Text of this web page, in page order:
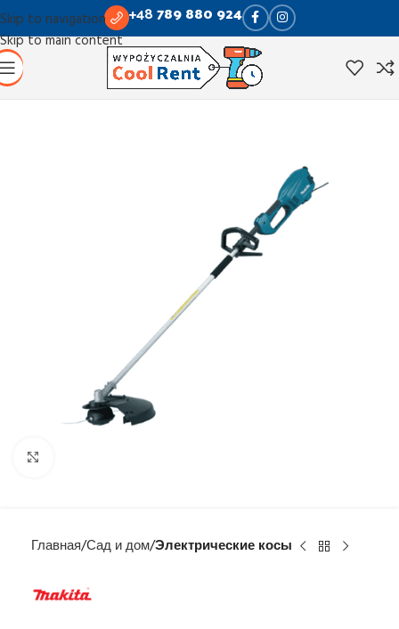
Skip to navigation
Skip to main content
+48789 880 924
Главная Сад и дом Электрические косы